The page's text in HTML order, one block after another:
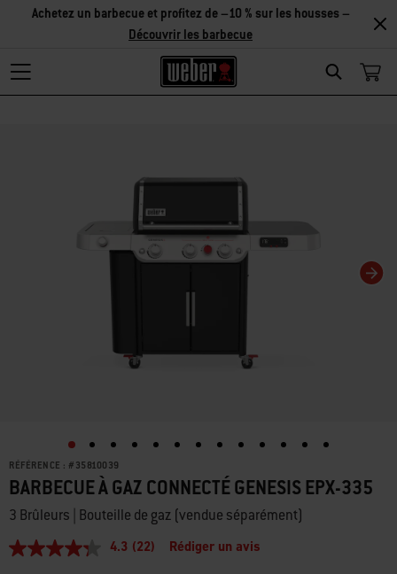
Search
Achetez un barbecue et profitez de –10 % sur les housses –
Découvrir les barbecue
RÉFÉRENCE : # 35810039
BARBECUE À GAZ CONNECTÉ GENESIS EPX-335
3 Brûleurs | Bouteille de gaz (vendue séparément)
4.3
4.3 (22) Rédiger un avis